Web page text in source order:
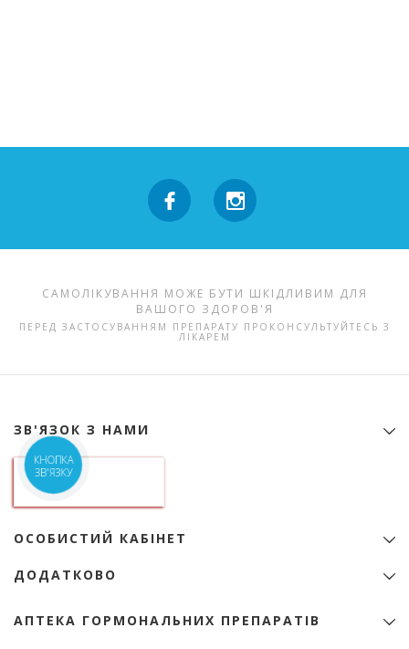
САМОЛІКУВАННЯ МОЖЕ БУТИ ШКІДЛИВИМ ДЛЯ
ВАШОГО ЗДОРОВ'Я
ПЕРЕД ЗАСТОСУВАННЯМ ПРЕПАРАТУ ПРОКОНСУЛЬТУЙТЕСЬ З
ЛІКАРЕМ
ЗВ'ЯЗОК З НАМИ
Контактна інформація
ТОВ "Аптека гормональних препаратів"
01133, Україна, Київ
б-р Лесі Українки, 9
+38 (068) 345-01-31
Мережа аптек на мапі
ОСОБИСТИЙ КАБІНЕТ
Закладки
ДОДАТКОВО
Акції
АПТЕКА ГОРМОНАЛЬНИХ ПРЕПАРАТІВ
КНОПКА
ЗВ'ЯЗКУ